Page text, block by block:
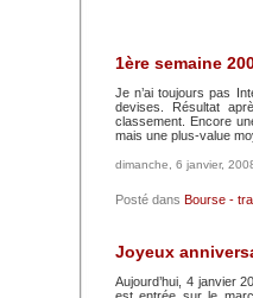
1ère semaine
Je n’ai toujours pas
devises. Résultat
classement. Encore
mais une plus-value
dimanche, 6 janvier,
Posté dans Bourse -
Joyeux
Aujourd’hui, 4 janvier